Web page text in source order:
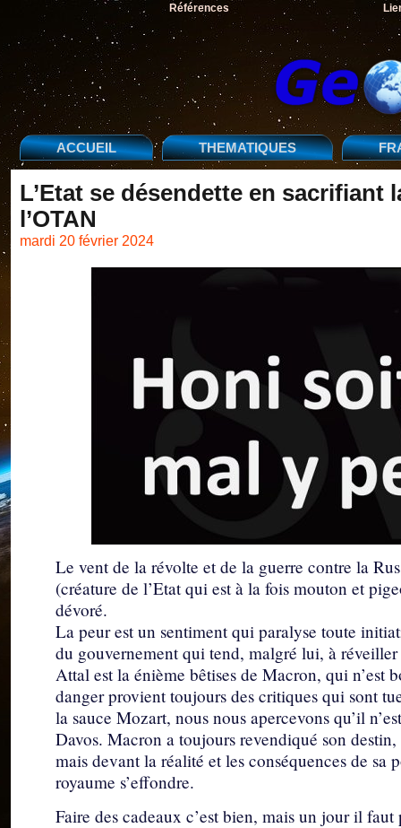
Références
ACCUEIL THEMATIQUES
L’Etat se désendette en
l’OTAN
mardi 20 février 2024
Le vent de la révolte et de la guerre contre la
(créature de l’Etat qui est à la fois mouton et
dévoré.
La peur est un sentiment qui paralyse toute
du gouvernement qui tend, malgré lui, à
Attal est la énième bêtises de Macron, qui n’est
danger provient toujours des critiques qui sont
la sauce Mozart, nous nous apercevons qu’il
Davos. Macron a toujours revendiqué son
mais devant la réalité et les conséquences de
royaume s’effondre.
Faire des cadeaux c’est bien, mais un jour il faut